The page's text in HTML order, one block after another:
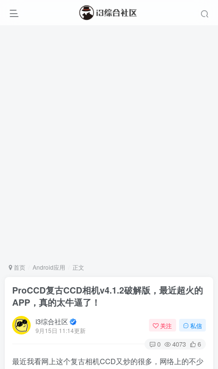
首页 Android应用 正文
ProCCD复古CCD相机v4.1.2破解版，最近超火的
APP，真的太牛逼了！
i3综合社区
9月15日 11:14更新
关注 私信
0 4073 6
最近我看网上这个复古相机CCD又炒的很多，网络上的不少